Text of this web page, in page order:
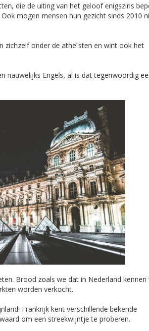
die de uiting van het geloof enigszins
mogen mensen hun gezicht sinds 2010
zichzelf onder de atheïsten en wint ook het
nauwelijks Engels, al is dat tegenwoordig
Brood zoals we dat in Nederland kennen
worden verkocht.
Frankrijk kent verschillende bekende
om een streekwijntje te proberen.